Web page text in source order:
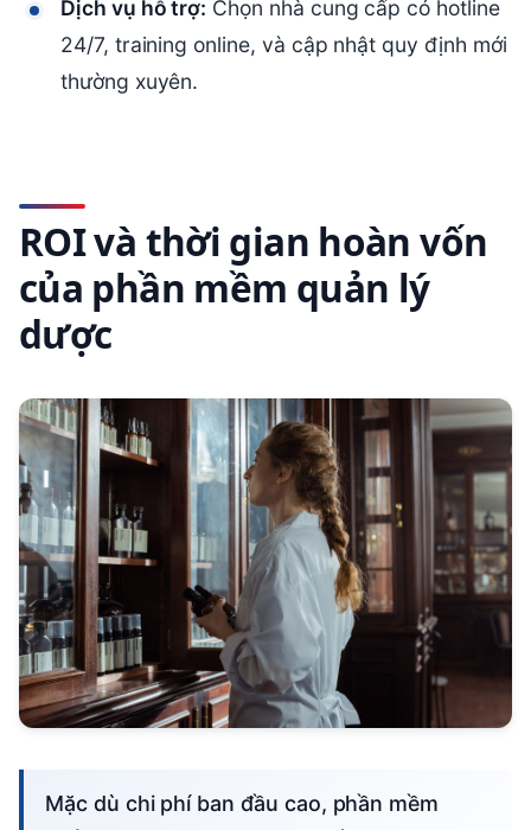
Dịch vụ hỗ trợ: Chọn nhà cung cấp có hotline
24/7, training online, và cập nhật quy định mới
thường xuyên.
ROI và thời gian hoàn vốn
của phần mềm quản lý
dược
Mặc dù chi phí ban đầu cao, phần mềm